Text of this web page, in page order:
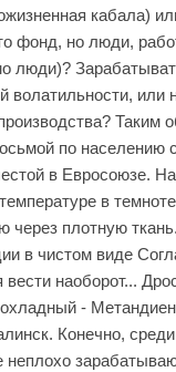
кабала)
фонд, но люди,
люди)?
волатильности, или
Таким
по населению
в Евросоюзе.
в
через плотную ткань.
в чистом виде
вести наоборот...
-
Конечно, среди
неплохо